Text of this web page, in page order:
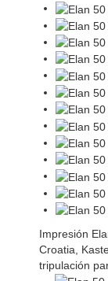
Impresión
Croatia,
tripulación